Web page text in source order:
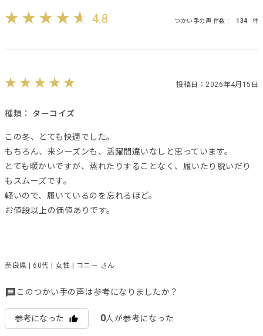
4.8 つかい手の声 件数： 134 件
投稿日：2026年4月15日
種類： ターコイズ
この冬、とても快適でした。
もちろん、来シーズンも、活躍間違いなしと思っています。
とても暖かいですが、蒸れたりすることなく、履いたり脱いだり
もスムーズです。
軽いので、履いているのを忘れるほど。
お値段以上の価値ありです。
奈良県 | 60代 | 女性 | コニー さん
このつかい手の声は参考になりましたか？
参考になった 0人が参考になった